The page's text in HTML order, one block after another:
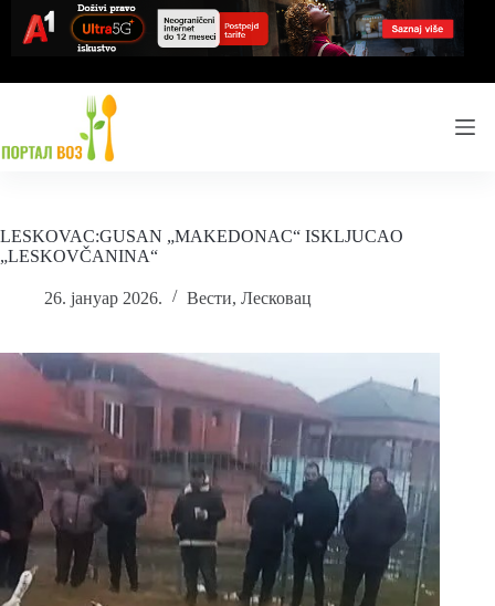
content
LESKOVAC:GUSAN „MAKEDONAC“ ISKLJUCAO
„LESKOVČANINA“
26. јануар 2026. Вести, Лесковац